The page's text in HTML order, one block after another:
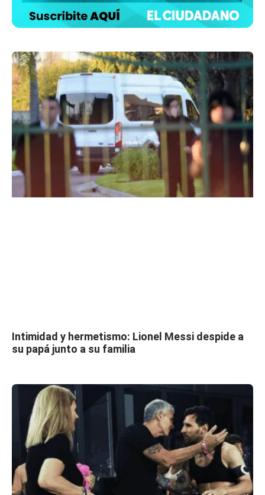
Intimidad y hermetismo: Lionel Messi despide a
su papá junto a su familia